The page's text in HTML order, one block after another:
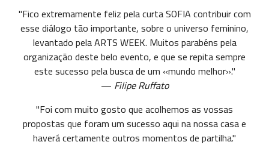
"Fico extremamente feliz pela curta SOFIA contribuir com
esse diálogo tão importante, sobre o universo feminino,
levantado pela ARTS WEEK. Muitos parabéns pela
organização deste belo evento, e que se repita sempre
este sucesso pela busca de um «mundo melhor»."
— Filipe Ruffato
"Foi com muito gosto que acolhemos as vossas
propostas que foram um sucesso aqui na nossa casa e
haverá certamente outros momentos de partilha."